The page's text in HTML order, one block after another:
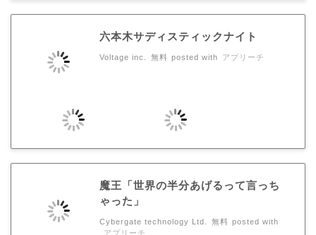
六本木サディスティックナイト
Voltage inc. 無料 posted with アプリーチ
魔王「世界の半分あげるって言っち
ゃった」
Cybergate technology Ltd. 無料 posted with
アプリーチ